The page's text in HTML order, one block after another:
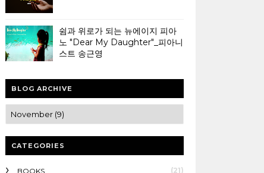
쉼과 위로가 되는 뉴에이지 피아
노 "Dear My Daughter"_피아니
스트 송근영
BLOG ARCHIVE
CATEGORIES
BOOKS (21)